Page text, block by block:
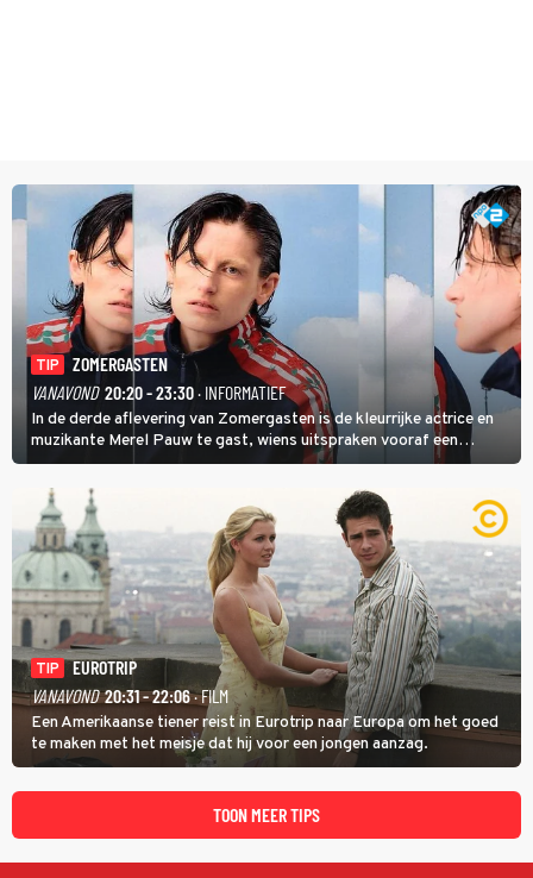
TIP
ZOMERGASTEN
VANAVOND 20:20 - 23:30· INFORMATIEF
In de derde aflevering van Zomergasten is de kleurrijke actrice en
muzikante Merel Pauw te gast, wiens uitspraken vooraf een
boeiende avond beloven: 'Mijn ideale televisieavond is zoals mijn
identiteit: grenzeloos, absurd en vol angsten'.
TIP
EUROTRIP
VANAVOND 20:31 - 22:06· FILM
Een Amerikaanse tiener reist in Eurotrip naar Europa om het goed
te maken met het meisje dat hij voor een jongen aanzag.
TOON MEER TIPS